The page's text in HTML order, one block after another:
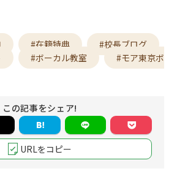
#在籍特典
#校長ブログ
#ボーカル教室
#モア東京ボ
この記事をシェア!
URLをコピー